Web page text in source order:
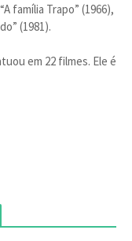
família Trapo” (1966),
(1981).
em 22 filmes. Ele é